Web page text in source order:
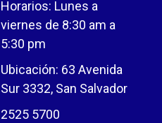
Horarios: Lunes a
viernes de 8:30 am a
5:30 pm
Ubicación: 63 Avenida
Sur 3332, San Salvador
2525 5700